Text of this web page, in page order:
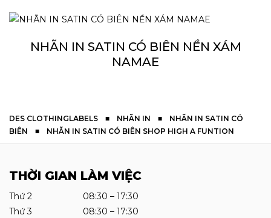
NHÃN IN SATIN CÓ BIÊN NỀN XÁM
NAMAE
DES CLOTHINGLABELS ■ NHÃN IN ■ NHÃN IN SATIN CÓ
BIÊN ■ NHÃN IN SATIN CÓ BIÊN SHOP HIGH A FUNTION
THỜI GIAN LÀM VIỆC
Thứ 2 08:30 – 17:30
Thứ 3 08:30 – 17:30